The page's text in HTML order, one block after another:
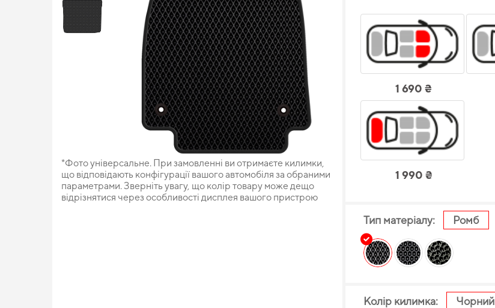
*Фото універсальне. При замовленні ви отримаєте килимки,
що відповідають конфігурації вашого автомобіля за обраними
параметрами. Зверніть увагу, що колір товару може дещо
відрізнятися через особливості дисплея вашого пристрою
1 690 ₴
1 990 ₴
Тип матеріалу: Ромб
Колір килимка: Чорний